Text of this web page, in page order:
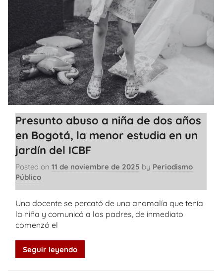
Presunto abuso a niña de dos años
en Bogotá, la menor estudia en un
jardín del ICBF
Posted on 11 de noviembre de 2025 by Periodismo
Público
Una docente se percató de una anomalía que tenía
la niña y comunicó a los padres, de inmediato
comenzó el
Seguir leyendo